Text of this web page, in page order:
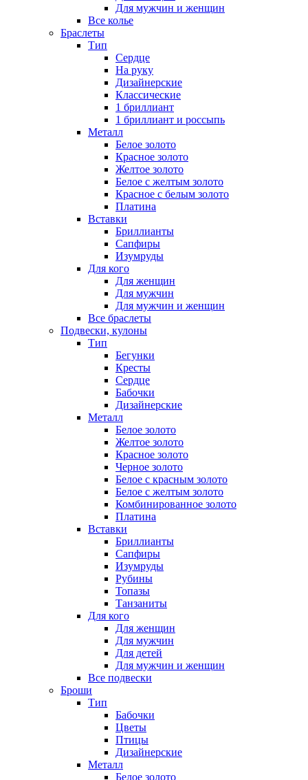
Для мужчин и женщин
Все колье
Браслеты
Тип
Сердце
На руку
Дизайнерские
Классические
1 бриллиант
1 бриллиант и россыпь
Металл
Белое золото
Красное золото
Желтое золото
Белое с желтым золото
Красное с белым золото
Платина
Вставки
Бриллианты
Сапфиры
Изумруды
Для кого
Для женщин
Для мужчин
Для мужчин и женщин
Все браслеты
Подвески, кулоны
Тип
Бегунки
Кресты
Сердце
Бабочки
Дизайнерские
Металл
Белое золото
Желтое золото
Красное золото
Черное золото
Белое с красным золото
Белое с желтым золото
Комбинированное золото
Платина
Вставки
Бриллианты
Сапфиры
Изумруды
Рубины
Топазы
Танзаниты
Для кого
Для женщин
Для мужчин
Для детей
Для мужчин и женщин
Все подвески
Броши
Тип
Бабочки
Цветы
Птицы
Дизайнерские
Металл
Белое золото